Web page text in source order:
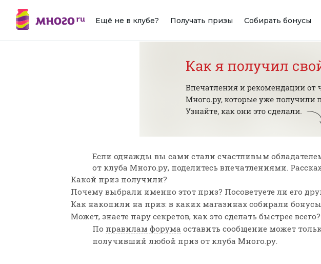
Ещё не в клубе? Получать призы Собирать бонусы
Если однажды вы сами стали счастливым
от клуба Много.ру, поделитесь впечатлениями.
Какой приз получили?
Почему выбрали именно этот приз? Посоветуете ли его
Как накопили на приз: в каких магазинах собирали
Может, знаете пару секретов, как это сделать быстрее всего?
По правилам форума оставить сообщение может
получивший любой приз от клуба Много.ру.